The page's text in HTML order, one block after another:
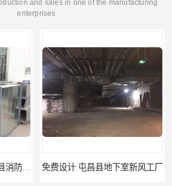
and sales in one of the manufacturing
enterprises
免费设计 屯昌县地下室新风工厂